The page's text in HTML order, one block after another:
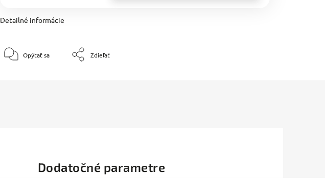
Detailné informácie
Opýtať sa Zdieľať
Dodatočné parametre